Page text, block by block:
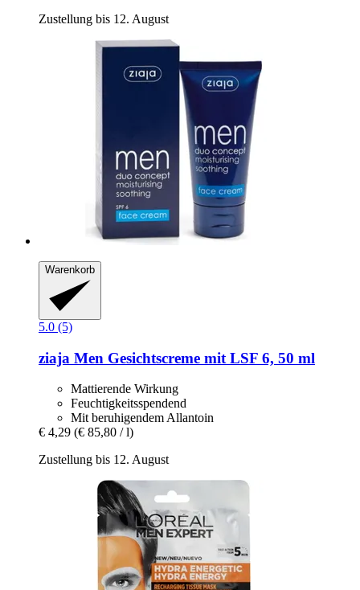
Zustellung bis 12. August
Warenkorb
5.0 (5)
ziaja Men Gesichtscreme mit LSF 6, 50 ml
Mattierende Wirkung
Feuchtigkeitsspendend
Mit beruhigendem Allantoin
€ 4,29 (€ 85,80 / l)
Zustellung bis 12. August